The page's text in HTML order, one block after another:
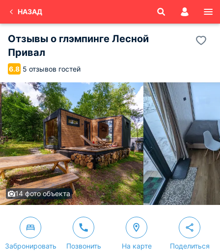
НАЗАД
Отзывы о глэмпинге Лесной
Привал
6.8 5 отзывов гостей
14 фото объекта
Забронировать Позвонить На карте Поделиться